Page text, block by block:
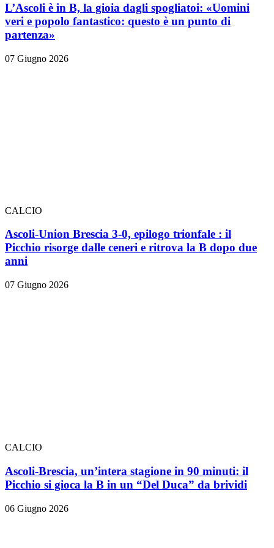
L’Ascoli è in B, la gioia dagli spogliatoi: «Uomini
veri e popolo fantastico: questo è un punto di
partenza»
07 Giugno 2026
CALCIO
Ascoli-Union Brescia 3-0, epilogo trionfale : il
Picchio risorge dalle ceneri e ritrova la B dopo due
anni
07 Giugno 2026
CALCIO
Ascoli-Brescia, un’intera stagione in 90 minuti: il
Picchio si gioca la B in un “Del Duca” da brividi
06 Giugno 2026